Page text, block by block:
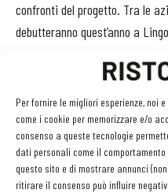
Per fornire le migliori esperienze, noi
come i cookie per memorizzare e/o
consenso a queste tecnologie
dati personali come il
questo sito e di mostrare annunci
ritirare il consenso può influire
confronti del progetto. Tra le
debutteranno quest’anno a
de' Formaggi, Giuliano Tartufi,
Sommariva, Pastificio De
Tenuta Iacovazzo,
Per altre info e per l'accredito